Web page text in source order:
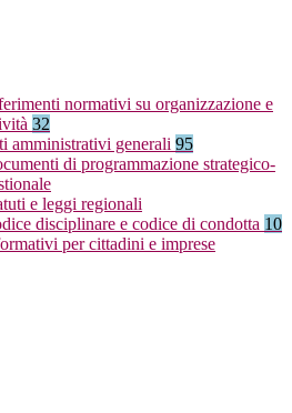
normativi su organizzazione e
32
amministrativi generali 95
di programmazione strategico-
e leggi regionali
disciplinare e codice di condotta 10
per cittadini e imprese